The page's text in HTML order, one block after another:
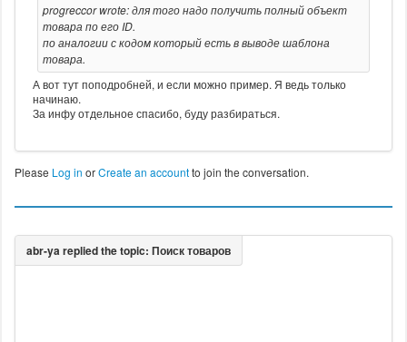
progreccor wrote: для того надо получить полный объект
товара по его ID.
по аналогии с кодом который есть в выводе шаблона
товара.
А вот тут поподробней, и если можно пример. Я ведь только
начинаю.
За инфу отдельное спасибо, буду разбираться.
Please Log in orCreate an accountto join the conversation.